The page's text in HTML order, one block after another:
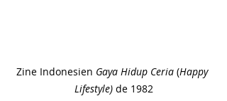
Zine Indonesien Gaya Hidup Ceria (Happy
Lifestyle) de 1982